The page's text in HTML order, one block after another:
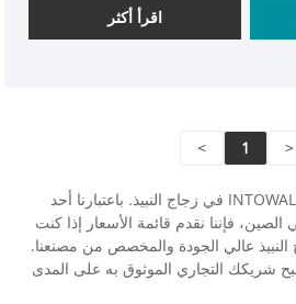
اقرأ أكثر
<
1
>
في الصين، يتخصص مورد INTOWALK في زجاج النبيذ. باعتبارنا أحد
فإننا نقدم قائمة الأسعار إذا كنت
عالي الجودة والمخصص من مصنعنا.
شريكك التجاري الموثوق به على المدى